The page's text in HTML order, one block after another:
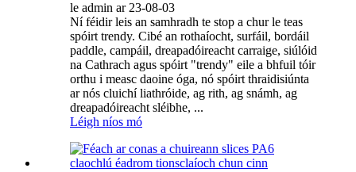
le admin ar 23-08-03
Ní féidir leis an samhradh te stop a chur le teas
spóirt trendy. Cibé an rothaíocht, surfáil, bordáil
paddle, campáil, dreapadóireacht carraige, siúlóid
na Cathrach agus spóirt "trendy" eile a bhfuil tóir
orthu i measc daoine óga, nó spóirt thraidisiúnta
ar nós cluichí liathróide, ag rith, ag snámh, ag
dreapadóireacht sléibhe, ...
Léigh níos mó